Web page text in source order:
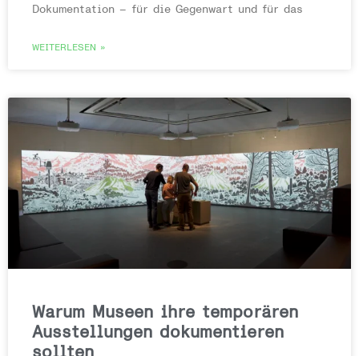
Dokumentation – für die Gegenwart und für das
WEITERLESEN »
Warum Museen ihre temporären
Ausstellungen dokumentieren
sollten